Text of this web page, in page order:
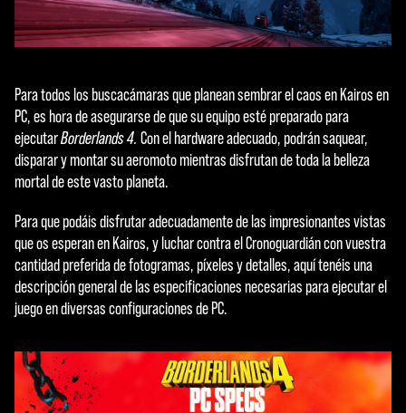
Para todos los buscacámaras que planean sembrar el caos en Kairos en
PC, es hora de asegurarse de que su equipo esté preparado para
ejecutarBorderlands 4. Con el hardware adecuado, podrán saquear,
disparar y montar su aeromoto mientras disfrutan de toda la belleza
mortal de este vasto planeta.
Para que podáis disfrutar adecuadamente de las impresionantes vistas
que os esperan en Kairos, y luchar contra el Cronoguardián con vuestra
cantidad preferida de fotogramas, píxeles y detalles, aquí tenéis una
descripción general de las especificaciones necesarias para ejecutar el
juego en diversas configuraciones de PC.